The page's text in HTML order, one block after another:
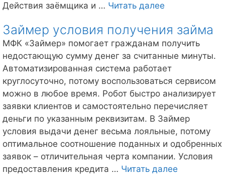
Действия заёмщика и … Читать далее
будет
если
не
отдавать
займ
Займер условия получения займа
МФК «Займер» помогает гражданам получить
недостающую сумму денег за считанные минуты.
Автоматизированная система работает
круглосуточно, потому воспользоваться сервисом
можно в любое время. Робот быстро анализирует
заявки клиентов и самостоятельно перечисляет
деньги по указанным реквизитам. В Займер
условия выдачи денег весьма лояльные, потому
оптимальное соотношение поданных и одобренных
заявок – отличительная черта компании. Условия
предоставления кредита … Читать далее